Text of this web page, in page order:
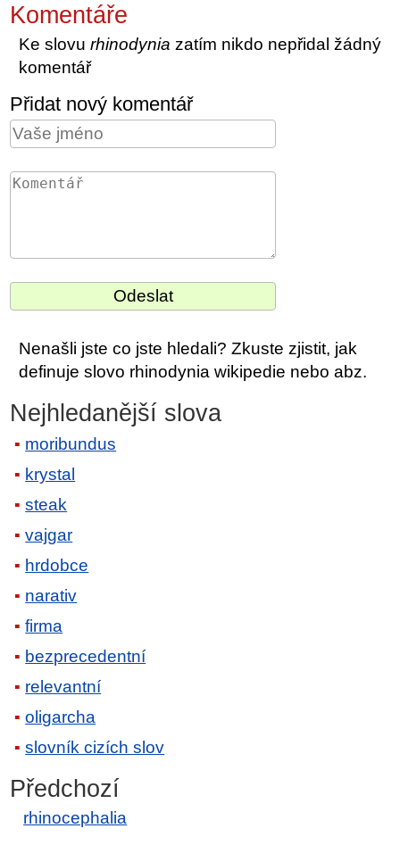
Komentáře
Ke slovurhinodynia zatím nikdo nepřidal žádný
komentář
Přidat nový komentář
Nenašli jste co jste hledali? Zkuste zjistit, jak
definuje slovo rhinodynia wikipedie nebo abz.
Nejhledanější slova
moribundus
krystal
steak
vajgar
hrdobce
narativ
firma
bezprecedentní
relevantní
oligarcha
slovník cizích slov
Předchozí
rhinocephalia